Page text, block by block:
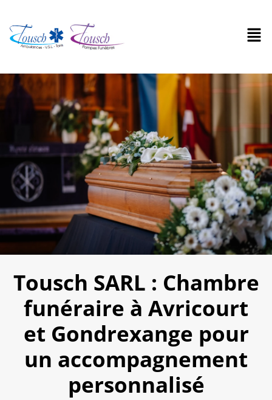
Tousch SARL : Chambre
funéraire à Avricourt
et Gondrexange pour
un accompagnement
personnalisé